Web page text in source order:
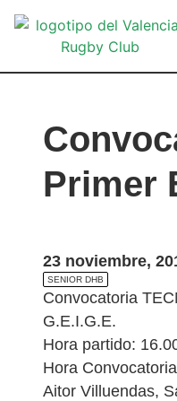
Primer
23 noviembre,
SENIOR DHB
Convocatoria
G.E.I.G.E.
Hora partido:
Hora
Aitor Villuendas,